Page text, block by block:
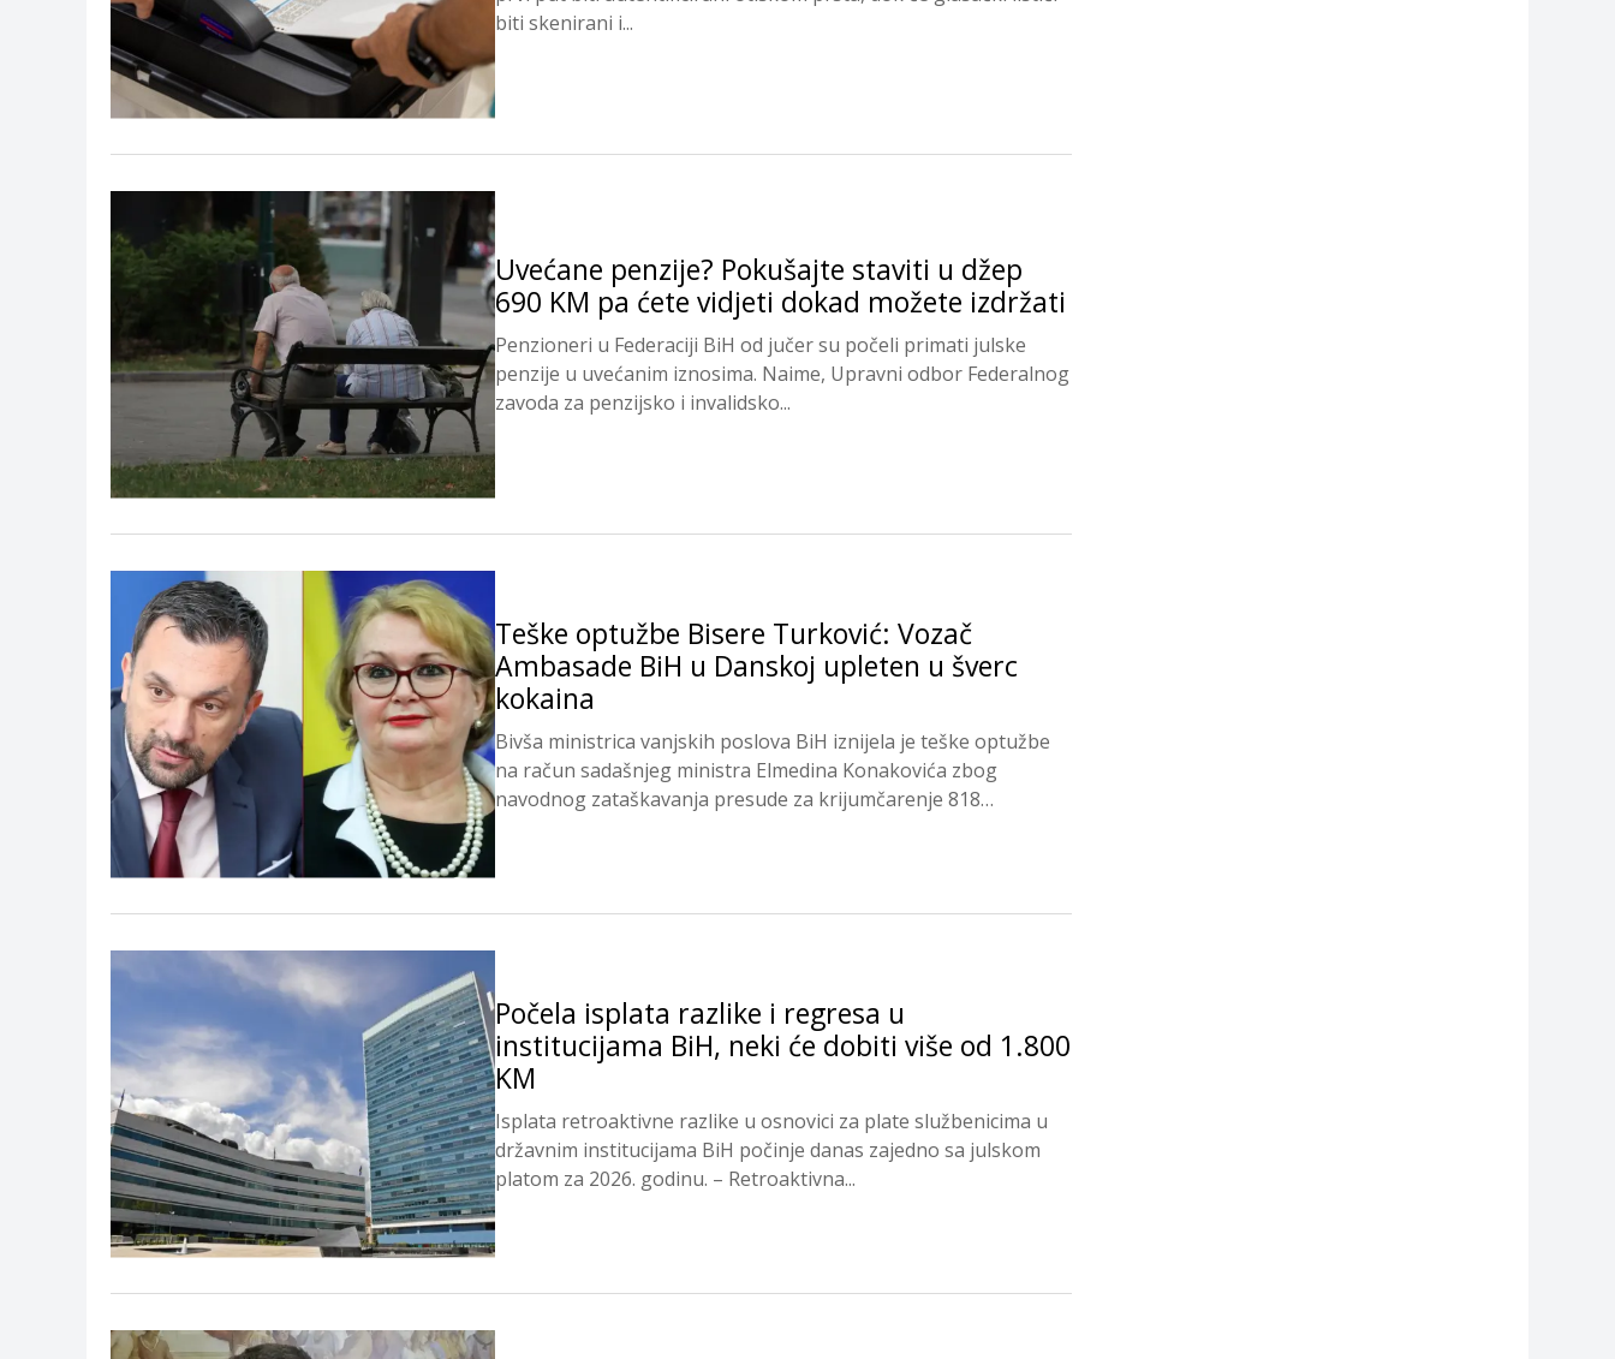
biti skenirani i...
Uvećane penzije? Pokušajte staviti u džep
690 KM pa ćete vidjeti dokad možete izdržati
Penzioneri u Federaciji BiH od jučer su počeli primati julske
penzije u uvećanim iznosima. Naime, Upravni odbor Federalnog
zavoda za penzijsko i invalidsko...
Teške optužbe Bisere Turković: Vozač
Ambasade BiH u Danskoj upleten u šverc
kokaina
Bivša ministrica vanjskih poslova BiH iznijela je teške optužbe
na račun sadašnjeg ministra Elmedina Konakovića zbog
navodnog zataškavanja presude za krijumčarenje 818
Počela isplata razlike i regresa u
institucijama BiH, neki će dobiti više od 1.800
KM
Isplata retroaktivne razlike u osnovici za plate službenicima u
državnim institucijama BiH počinje danas zajedno sa julskom
platom za 2026. godinu. – Retroaktivna...